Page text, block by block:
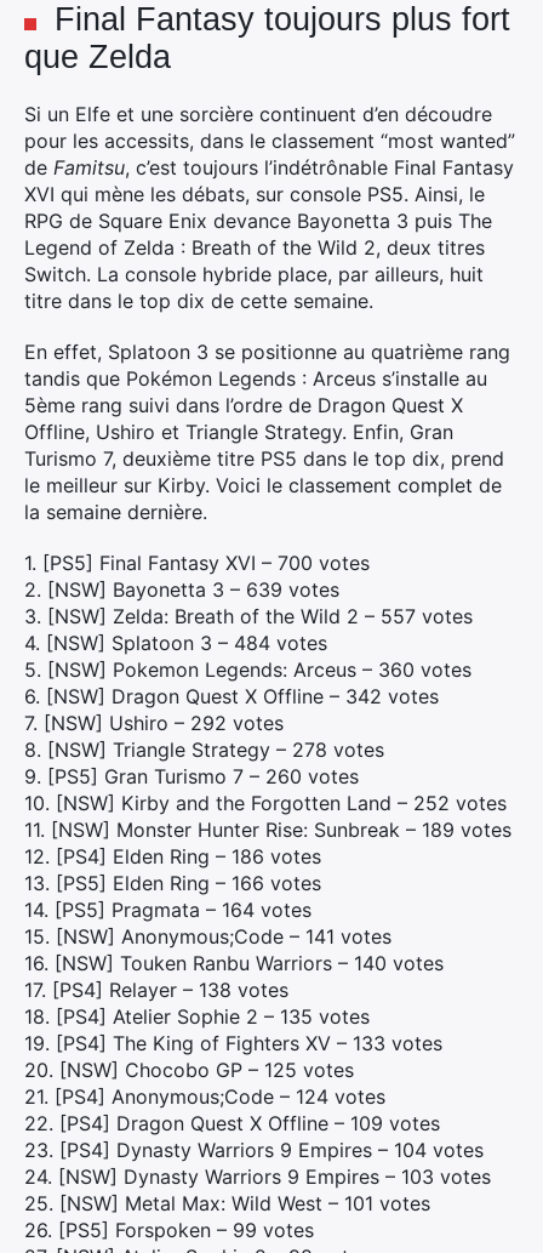
Final Fantasy toujours plus fort
que Zelda
Si un Elfe et une sorcière continuent d’en découdre
pour les accessits, dans le classement “most wanted”
de Famitsu, c’est toujours l’indétrônable Final Fantasy
XVI qui mène les débats, sur console PS5. Ainsi, le
RPG de Square Enix devance Bayonetta 3 puis The
Legend of Zelda : Breath of the Wild 2, deux titres
Switch. La console hybride place, par ailleurs, huit
titre dans le top dix de cette semaine.
En effet, Splatoon 3 se positionne au quatrième rang
tandis que Pokémon Legends : Arceus s’installe au
5ème rang suivi dans l’ordre de Dragon Quest X
Offline, Ushiro et Triangle Strategy. Enfin, Gran
Turismo 7, deuxième titre PS5 dans le top dix, prend
le meilleur sur Kirby. Voici le classement complet de
la semaine dernière.
1. [PS5] Final Fantasy XVI – 700 votes
2. [NSW] Bayonetta 3 – 639 votes
3. [NSW] Zelda: Breath of the Wild 2 – 557 votes
4. [NSW] Splatoon 3 – 484 votes
5. [NSW] Pokemon Legends: Arceus – 360 votes
6. [NSW] Dragon Quest X Offline – 342 votes
7. [NSW] Ushiro – 292 votes
8. [NSW] Triangle Strategy – 278 votes
9. [PS5] Gran Turismo 7 – 260 votes
10. [NSW] Kirby and the Forgotten Land – 252 votes
11. [NSW] Monster Hunter Rise: Sunbreak – 189 votes
12. [PS4] Elden Ring – 186 votes
13. [PS5] Elden Ring – 166 votes
14. [PS5] Pragmata – 164 votes
15. [NSW] Anonymous;Code – 141 votes
16. [NSW] Touken Ranbu Warriors – 140 votes
17. [PS4] Relayer – 138 votes
18. [PS4] Atelier Sophie 2 – 135 votes
19. [PS4] The King of Fighters XV – 133 votes
20. [NSW] Chocobo GP – 125 votes
21. [PS4] Anonymous;Code – 124 votes
22. [PS4] Dragon Quest X Offline – 109 votes
23. [PS4] Dynasty Warriors 9 Empires – 104 votes
24. [NSW] Dynasty Warriors 9 Empires – 103 votes
25. [NSW] Metal Max: Wild West – 101 votes
26. [PS5] Forspoken – 99 votes